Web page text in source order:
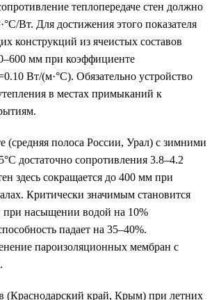
теплопередаче стен должно
Вт. Для достижения этого показателя
конструкций из ячеистых составов
мм при коэффициенте
Вт/(м·°C). Обязательно устройство
в местах примыканий к
(средняя полоса России, Урал) с зимними
достаточно сопротивления 3.8–4.2
здесь сокращается до 400 мм при
Критически значимым становится
при насыщении водой на 10%
падает на 35–40%.
пароизоляционных мембран с
(Краснодарский край, Крым) при летних